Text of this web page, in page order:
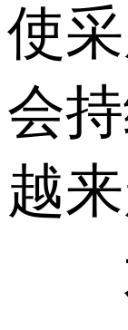
使
会
越
不